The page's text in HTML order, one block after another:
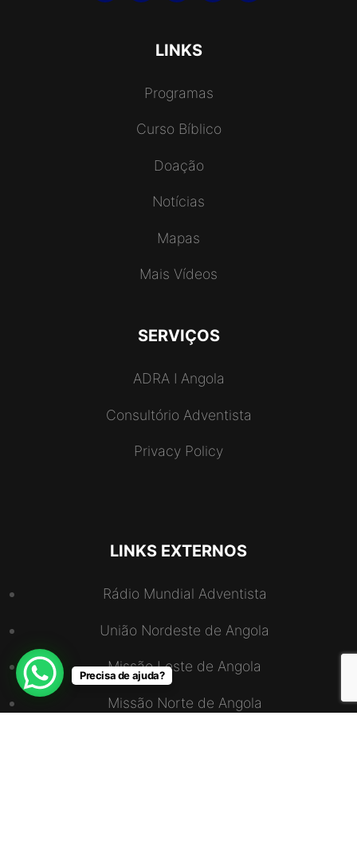
LINKS
Programas
Curso Bíblico
Doação
Notícias
Mapas
Mais Vídeos
SERVIÇOS
ADRA I Angola
Consultório Adventista
Privacy Policy
LINKS EXTERNOS
Rádio Mundial Adventista
União Nordeste de Angola
Missão Leste de Angola
Missão Norte de Angola
Precisa de ajuda?